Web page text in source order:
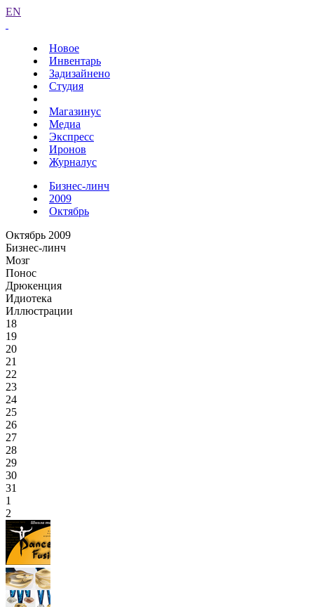
EN
Новое
Инвентарь
Задизайнено
Студия
Магазинус
Медиа
Экспресс
Иронов
Журналус
Бизнес-линч
2009
Октябрь
Октябрь 2009
Бизнес-линч
Мозг
Понос
Дрюкенция
Идиотека
Иллюстрации
18
19
20
21
22
23
24
25
26
27
28
29
30
31
1
2